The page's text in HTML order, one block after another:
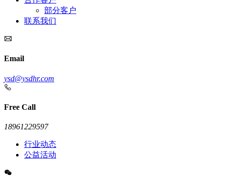
部分客户
联系我们
Email
ysd@ysdhr.com
Free Call
18961229597
行业动态
公益活动